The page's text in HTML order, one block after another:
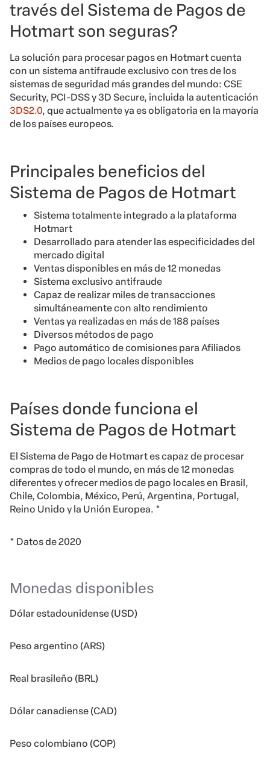
través del Sistema de Pagos de
Hotmart son seguras?
La solución para procesar pagos en Hotmart cuenta
con un sistema antifraude exclusivo con tres de los
sistemas de seguridad más grandes del mundo: CSE
Security, PCI-DSS y 3D Secure, incluida la autenticación
3DS2.0, que actualmente ya es obligatoria en la mayoría
de los países europeos.
Principales beneficios del
Sistema de Pagos de Hotmart
Sistema totalmente integrado a la plataforma
Hotmart
Desarrollado para atender las especificidades del
mercado digital
Ventas disponibles en más de 12 monedas
Sistema exclusivo antifraude
Capaz de realizar miles de transacciones
simultáneamente con alto rendimiento
Ventas ya realizadas en más de 188 países
Diversos métodos de pago
Pago automático de comisiones para Afiliados
Medios de pago locales disponibles
Países donde funciona el
Sistema de Pagos de Hotmart
El Sistema de Pago de Hotmart es capaz de procesar
compras de todo el mundo, en más de 12 monedas
diferentes y ofrecer medios de pago locales en Brasil,
Chile, Colombia, México, Perú, Argentina, Portugal,
Reino Unido y la Unión Europea. *
* Datos de 2020
Monedas disponibles
Dólar estadounidense (USD)
Peso argentino (ARS)
Real brasileño (BRL)
Dólar canadiense (CAD)
Peso colombiano (COP)